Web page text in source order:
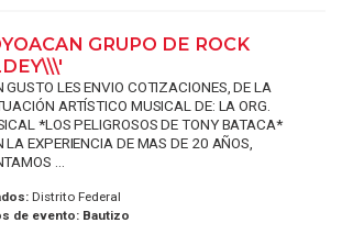
GRUPO DE ROCK
GUSTO LES ENVIO COTIZACIONES, DE LA
ARTÍSTICO MUSICAL DE: LA ORG.
*LOS PELIGROSOS DE TONY BATACA*
LA EXPERIENCIA DE MAS DE 20 AÑOS,
...
Distrito Federal
de evento: Bautizo